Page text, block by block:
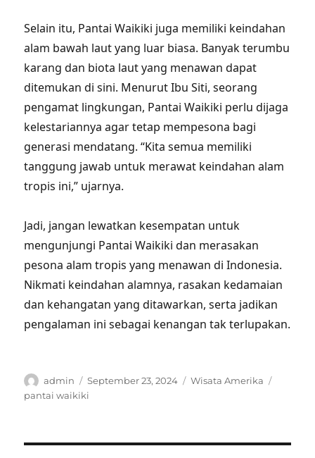
Selain itu, Pantai Waikiki juga memiliki keindahan
alam bawah laut yang luar biasa. Banyak terumbu
karang dan biota laut yang menawan dapat
ditemukan di sini. Menurut Ibu Siti, seorang
pengamat lingkungan, Pantai Waikiki perlu dijaga
kelestariannya agar tetap mempesona bagi
generasi mendatang. “Kita semua memiliki
tanggung jawab untuk merawat keindahan alam
tropis ini,” ujarnya.
Jadi, jangan lewatkan kesempatan untuk
mengunjungi Pantai Waikiki dan merasakan
pesona alam tropis yang menawan di Indonesia.
Nikmati keindahan alamnya, rasakan kedamaian
dan kehangatan yang ditawarkan, serta jadikan
pengalaman ini sebagai kenangan tak terlupakan.
Author
admin
Posted
on
September 23, 2024 Categories
Wisata Amerika
pantai waikiki